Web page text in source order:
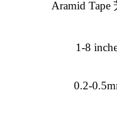
Aramid Tape
1-8
0.2-